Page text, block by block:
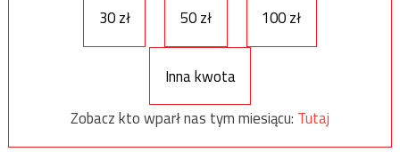
30 zł 50 zł 100 zł
Inna kwota
Zobacz kto wparł nas tym miesiącu: Tutaj